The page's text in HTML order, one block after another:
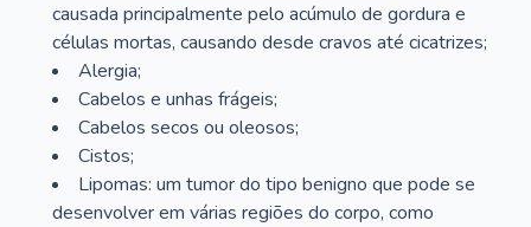
causada principalmente pelo acúmulo de gordura e
células mortas, causando desde cravos até cicatrizes;
Alergia;
Cabelos e unhas frágeis;
Cabelos secos ou oleosos;
Cistos;
Lipomas: um tumor do tipo benigno que pode se
desenvolver em várias regiões do corpo, como